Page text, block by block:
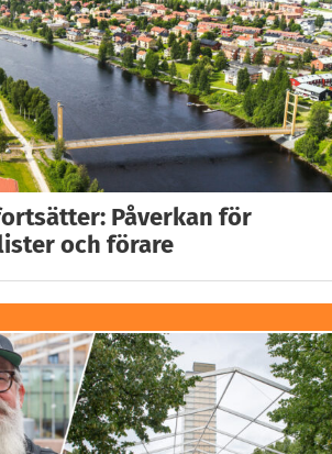
Påverkan för
och förare